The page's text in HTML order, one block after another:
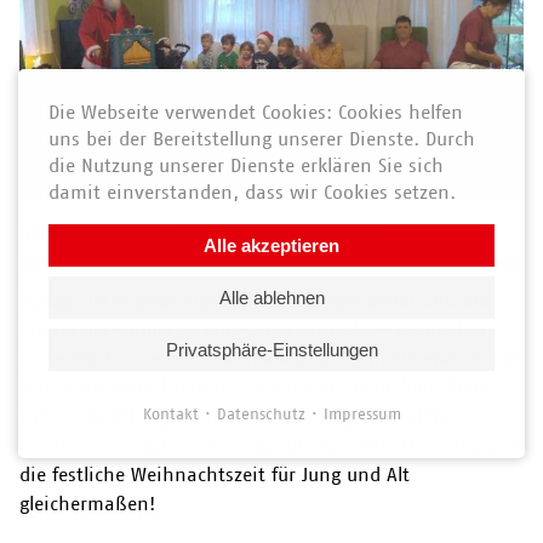
AWO News vom 22. Dezember 2023
Klangvolle Begegnungen: Der Drehorgelspieler und die
diese Woche unsere Seniorenbetreuung in Sitzendorf. Die
Töne der Drehorgel und lauschten begeistert den
die festliche Weihnachtszeit für Jung und Alt
gleichermaßen!
Die Webseite verwendet Cookies: Cookies helfen
uns bei der Bereitstellung unserer Dienste. Durch
die Nutzung unserer Dienste erklären Sie sich
damit einverstanden, dass wir Cookies setzen.
Alle akzeptieren
Alle ablehnen
Privatsphäre-Einstellungen
Kontakt Datenschutz Impressum